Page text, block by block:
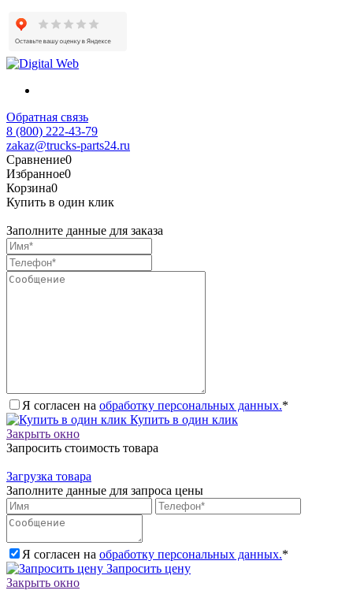
Обратная связь
8 (800) 222-43-79
zakaz@trucks-parts24.ru
Сравнение0
Избранное0
Корзина0
Купить в один клик
Заполните данные для заказа
Я согласен на обработку персональных данных.*
Купить в один клик
Закрыть окно
Запросить стоимость товара
Загрузка товара
Заполните данные для запроса цены
Я согласен на обработку персональных данных.*
Запросить цену
Закрыть окно